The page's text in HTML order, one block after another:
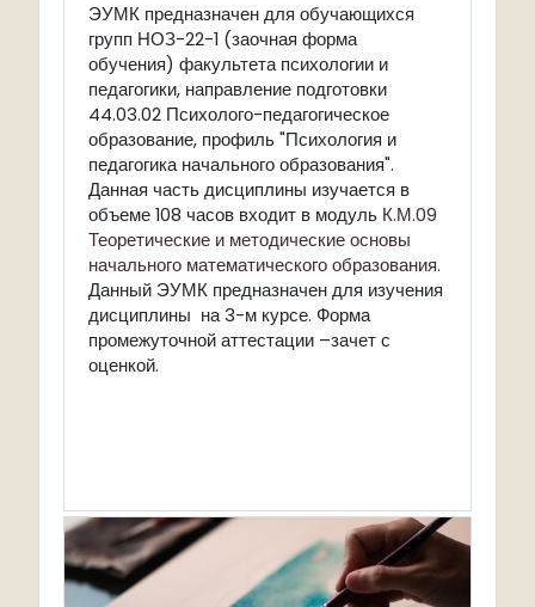
ЭУМК предназначен для обучающихся
групп НОЗ-22-1 (заочная форма
обучения) факультета психологии и
педагогики, направление подготовки
44.03.02 Психолого-педагогическое
образование, профиль "Психология и
педагогика начального образования".
Данная часть дисциплины изучается в
объеме 108 часов входит в модуль К.М.09
Теоретические и методические основы
начального математического образования.
Данный ЭУМК предназначен для изучения
дисциплины на 3-м курсе. Форма
промежуточной аттестации –зачет с
оценкой.